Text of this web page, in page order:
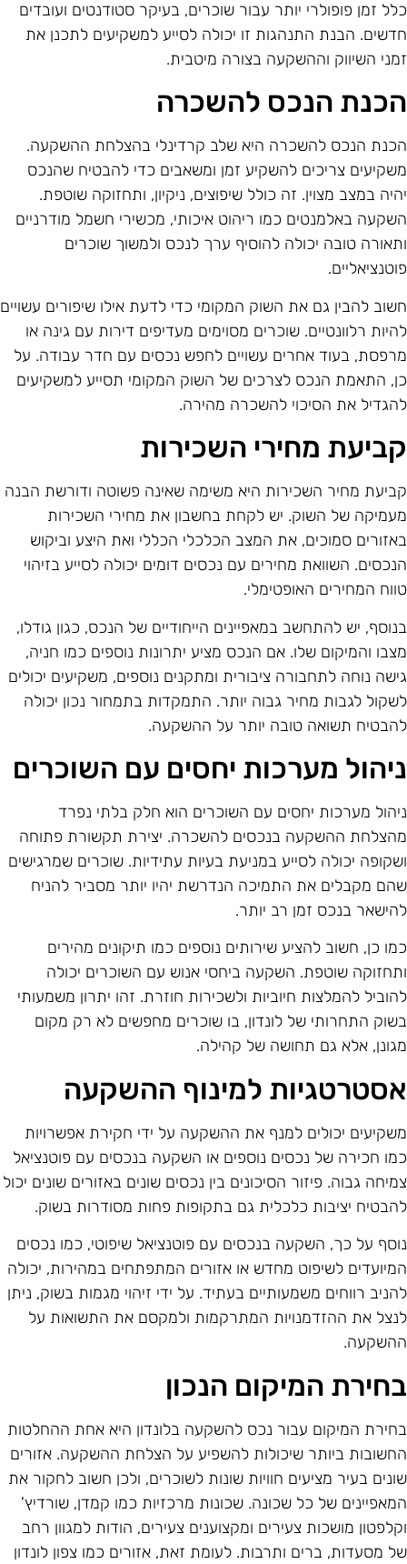
זמן פופולרי יותר עבור שוכרים, בעיקר סטודנטים ועובדים
הבנת התנהגות זו יכולה לסייע למשקיעים לתכנן את
השיווק וההשקעה בצורה מיטבית.
הנכס להשכרה
הנכס להשכרה היא שלב קרדינלי בהצלחת ההשקעה.
צריכים להשקיע זמן ומשאבים כדי להבטיח שהנכס
במצב מצוין. זה כולל שיפוצים, ניקיון, ותחזוקה שוטפת.
באלמנטים כמו ריהוט איכותי, מכשירי חשמל מודרניים
טובה יכולה להוסיף ערך לנכס ולמשוך שוכרים
להבין גם את השוק המקומי כדי לדעת אילו שיפורים עשויים
רלוונטיים. שוכרים מסוימים מעדיפים דירות עם גינה או
בעוד אחרים עשויים לחפש נכסים עם חדר עבודה. על
התאמת הנכס לצרכים של השוק המקומי תסייע למשקיעים
את הסיכוי להשכרה מהירה.
מחירי השכירות
מחיר השכירות היא משימה שאינה פשוטה ודורשת הבנה
של השוק. יש לקחת בחשבון את מחירי השכירות
סמוכים, את המצב הכלכלי הכללי ואת היצע וביקוש
השוואת מחירים עם נכסים דומים יכולה לסייע בזיהוי
המחירים האופטימלי.
יש להתחשב במאפיינים הייחודיים של הנכס, כגון גודלו,
והמיקום שלו. אם הנכס מציע יתרונות נוספים כמו חניה,
נוחה לתחבורה ציבורית ומתקנים נוספים, משקיעים יכולים
לגבות מחיר גבוה יותר. התמקדות בתמחור נכון יכולה
תשואה טובה יותר על ההשקעה.
מערכות יחסים עם השוכרים
מערכות יחסים עם השוכרים הוא חלק בלתי נפרד
ההשקעה בנכסים להשכרה. יצירת תקשורת פתוחה
יכולה לסייע במניעת בעיות עתידיות. שוכרים שמרגישים
מקבלים את התמיכה הנדרשת יהיו יותר מסביר להניח
בנכס זמן רב יותר.
כן, חשוב להציע שירותים נוספים כמו תיקונים מהירים
שוטפת. השקעה ביחסי אנוש עם השוכרים יכולה
להמלצות חיוביות ולשכירות חוזרת. זהו יתרון משמעותי
התחרותי של לונדון, בו שוכרים מחפשים לא רק מקום
אלא גם תחושה של קהילה.
למינוף ההשקעה
יכולים למנף את ההשקעה על ידי חקירת אפשרויות
חכירה של נכסים נוספים או השקעה בנכסים עם פוטנציאל
גבוה. פיזור הסיכונים בין נכסים שונים באזורים שונים יכול
יציבות כלכלית גם בתקופות פחות מסודרות בשוק.
על כך, השקעה בנכסים עם פוטנציאל שיפוטי, כמו נכסים
לשיפוט מחדש או אזורים המתפתחים במהירות, יכולה
רווחים משמעותיים בעתיד. על ידי זיהוי מגמות בשוק, ניתן
את ההזדמנויות המתרקמות ולמקסם את התשואות על
המיקום הנכון
המיקום עבור נכס להשקעה בלונדון היא אחת ההחלטות
ביותר שיכולות להשפיע על הצלחת ההשקעה. אזורים
בעיר מציעים חוויות שונות לשוכרים, ולכן חשוב לחקור את
של כל שכונה. שכונות מרכזיות כמו קמדן, שורדיץ'
מושכות צעירים ומקצוענים צעירים, הודות למגוון רחב
מסעדות, ברים ותרבות. לעומת זאת, אזורים כמו צפון לונדון